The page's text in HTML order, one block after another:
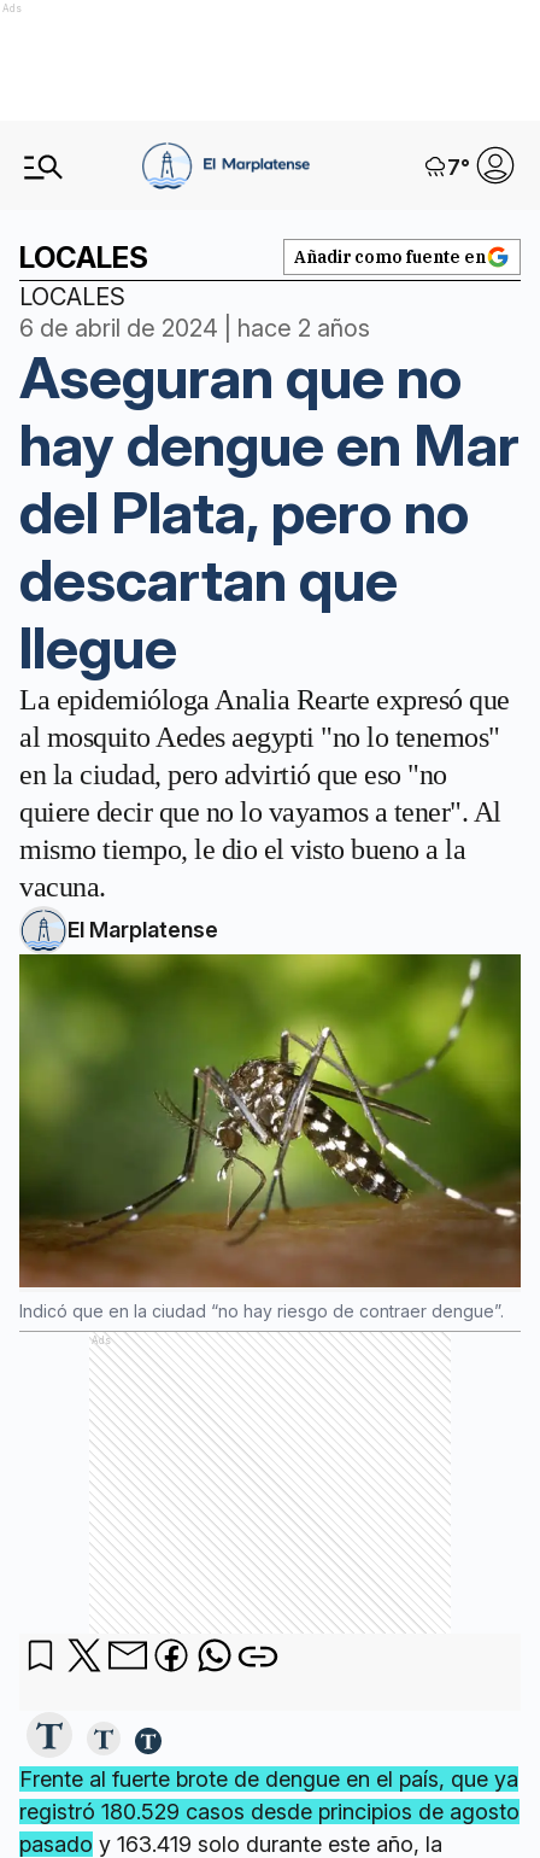
Ads
7°
LOCALES Añadir como fuente en
LOCALES
6 de abril de 2024 | hace 2 años
Aseguran que no
hay dengue en Mar
del Plata, pero no
descartan que
llegue
La epidemióloga Analia Rearte expresó que
al mosquito Aedes aegypti "no lo tenemos"
en la ciudad, pero advirtió que eso "no
quiere decir que no lo vayamos a tener". Al
mismo tiempo, le dio el visto bueno a la
vacuna.
El Marplatense
Indicó que en la ciudad “no hay riesgo de contraer dengue”.
Ads
Frente al fuerte brote de dengue en el país, que ya
registró 180.529 casos desde principios de agosto
pasado y 163.419 solo durante este año, la